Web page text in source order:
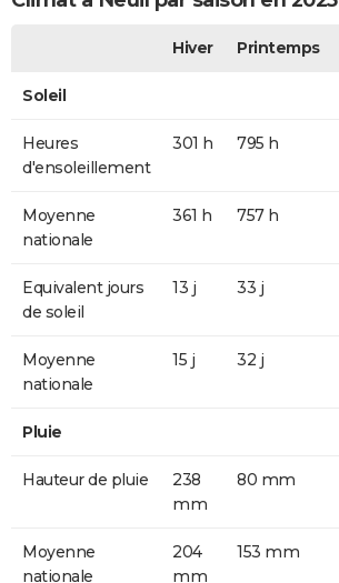
Hiver Printemps
Soleil
Heures
d'ensoleillement
301 h 795 h
Moyenne
nationale
361 h 757 h
Equivalent jours
de soleil
13 j 33 j
Moyenne
nationale
15 j 32 j
Pluie
Hauteur de pluie
238
mm
80 mm
Moyenne
nationale
204
mm
153 mm